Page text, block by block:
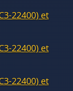
22400) et
22400) et
22400) et